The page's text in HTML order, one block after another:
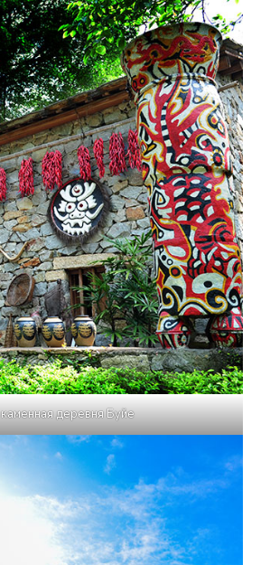
каменная деревня Буйе